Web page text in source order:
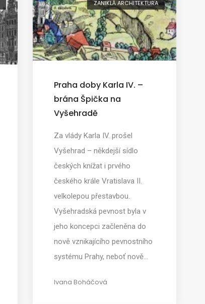
ZANIKLÁ ARCHITEKTURA
Praha doby Karla IV. –
brána Špička na
Vyšehradě
Za vlády Karla IV. prošel
Vyšehrad – někdejší sídlo
českých knížat i prvého
českého krále Vratislava II.
velkolepou přestavbou.
Vyšehradská pevnost byla v
jeho koncepci začleněna do
nově vznikajícího pevnostního
systému Prahy, neboť nově…
Ivana Boháčová